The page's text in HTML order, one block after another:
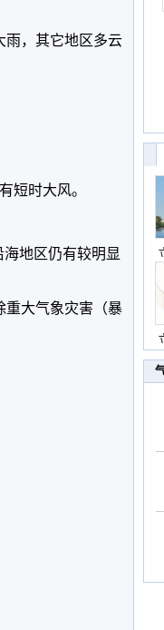
雨，其它地区多云
短时大风。
地区仍有较明显
重大气象灾害（暴